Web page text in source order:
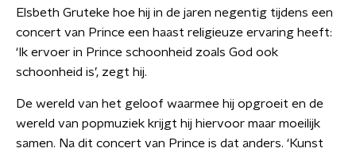
Elsbeth Gruteke hoe hij in de jaren negentig tijdens een
concert van Prince een haast religieuze ervaring heeft:
‘Ik ervoer in Prince schoonheid zoals God ook
schoonheid is’, zegt hij.
De wereld van het geloof waarmee hij opgroeit en de
wereld van popmuziek krijgt hij hiervoor maar moeilijk
samen. Na dit concert van Prince is dat anders. ‘Kunst